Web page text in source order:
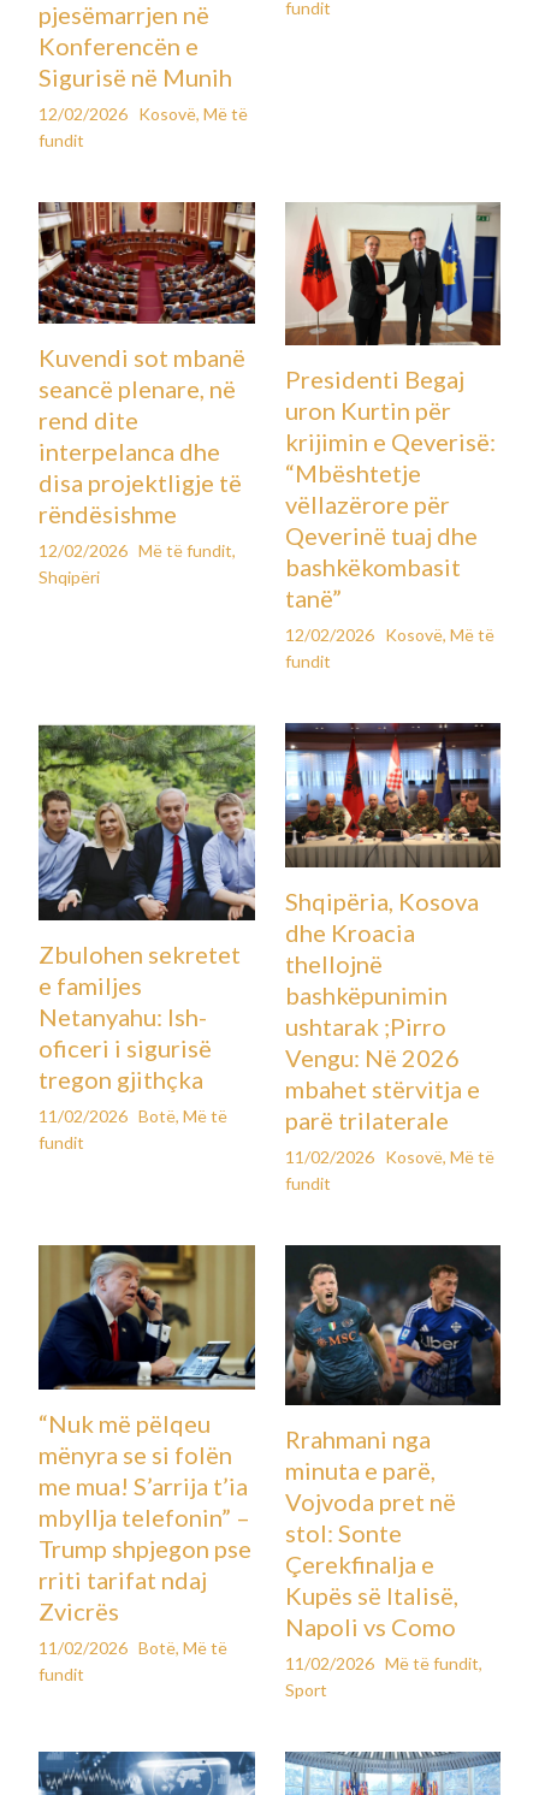
pjesëmarrjen në
Konferencën e
Sigurisë në Munih
12/02/2026 Kosovë,Më të
fundit
fundit
Kuvendi sot mbanë
seancë plenare, në
rend dite
interpelanca dhe
disa projektligje të
rëndësishme
12/02/2026 Më të fundit,
Shqipëri
Presidenti Begaj
uron Kurtin për
krijimin e Qeverisë:
“Mbështetje
vëllazërore për
Qeverinë tuaj dhe
bashkëkombasit
tanë”
12/02/2026 Kosovë, Më të
fundit
Zbulohen sekretet
e familjes
Netanyahu: Ish-
oficeri i sigurisë
tregon gjithçka
11/02/2026 Botë,Më të
fundit
Shqipëria, Kosova
dhe Kroacia
thellojnë
bashkëpunimin
ushtarak ;Pirro
Vengu: Në 2026
mbahet stërvitja e
parë trilaterale
11/02/2026 Kosovë, Më të
fundit
“Nuk më pëlqeu
mënyra se si folën
me mua! S’arrija t’ia
mbyllja telefonin” –
Trump shpjegon pse
rriti tarifat ndaj
Zvicrës
11/02/2026 Botë,Më të
fundit
Rrahmani nga
minuta e parë,
Vojvoda pret në
stol: Sonte
Çerekfinalja e
Kupës së Italisë,
Napoli vs Como
11/02/2026 Më të fundit,
Sport